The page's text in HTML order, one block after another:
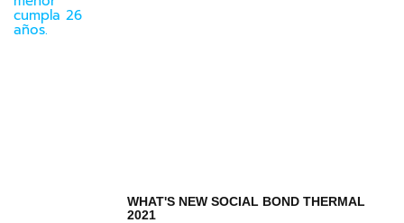
WHAT'S NEW SOCIAL BOND THERMAL
2021